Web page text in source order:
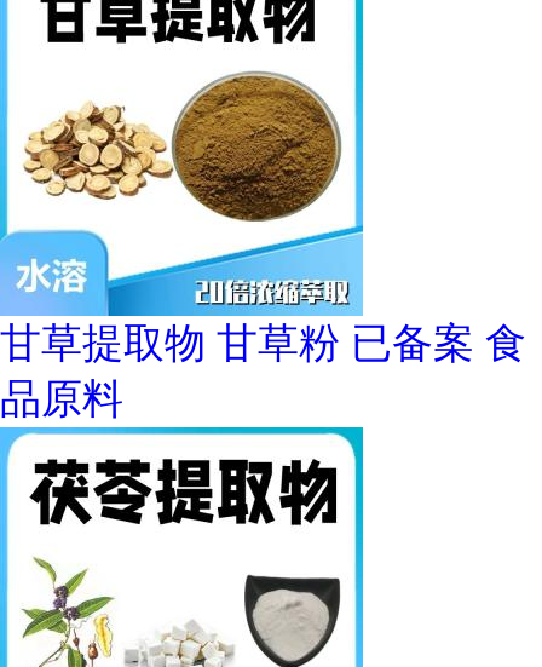
甘草提取物 甘草粉 已备案 食
品原料